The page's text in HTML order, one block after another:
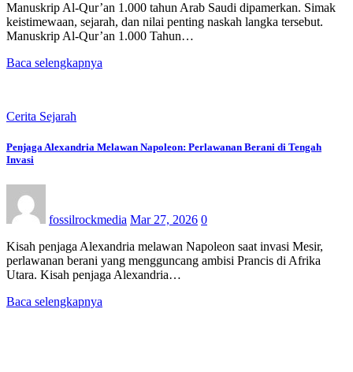
Manuskrip Al-Qur’an 1.000 tahun Arab Saudi dipamerkan. Simak
keistimewaan, sejarah, dan nilai penting naskah langka tersebut.
Manuskrip Al-Qur’an 1.000 Tahun…
Baca selengkapnya
Cerita Sejarah
Penjaga Alexandria Melawan Napoleon: Perlawanan Berani di Tengah
Invasi
fossilrockmedia Mar 27, 2026 0
Kisah penjaga Alexandria melawan Napoleon saat invasi Mesir,
perlawanan berani yang mengguncang ambisi Prancis di Afrika
Utara. Kisah penjaga Alexandria…
Baca selengkapnya